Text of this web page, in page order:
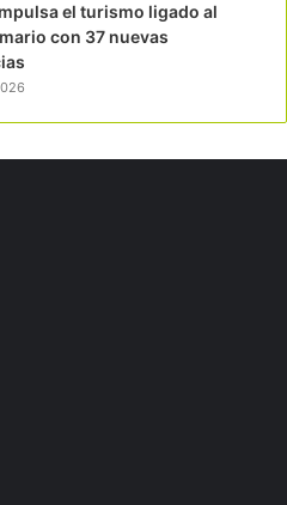
el turismo ligado al
con 37 nuevas